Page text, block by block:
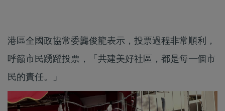
港區全國政協常委龔俊龍表示，投票過程非常順利，
呼籲市民踴躍投票，「共建美好社區，都是每一個市
民的責任。」